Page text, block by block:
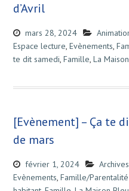
d’Avril
mars 28, 2024
Espace lecture, Evènements,
te dit samedi, Famille, La
[Evènement] – Ça te
de mars
février 1, 2024 Archives
Evènements, Famille/Parentalité